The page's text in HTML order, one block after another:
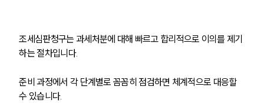
조세심판청구는 과세처분에 대해 빠르고 합리적으로 이의를 제기
하는 절차입니다.
준비 과정에서 각 단계별로 꼼꼼히 점검하면 체계적으로 대응할
수 있습니다.